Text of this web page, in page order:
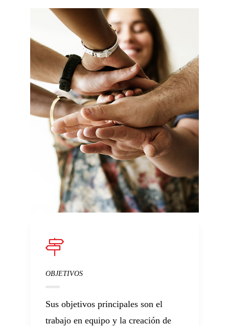
OBJETIVOS
Sus objetivos principales son el
trabajo en equipo y la creación de